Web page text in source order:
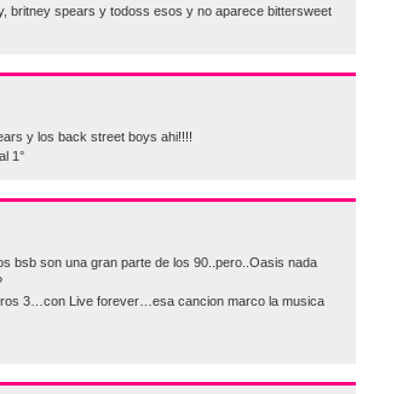
britney spears y todoss esos y no aparece bittersweet
y los back street boys ahi!!!!
1°
bsb son una gran parte de los 90..pero..Oasis nada
3…con Live forever…esa cancion marco la musica